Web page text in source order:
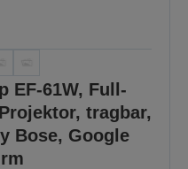
EF-61W, Full-
tragbar,
Bose, Google